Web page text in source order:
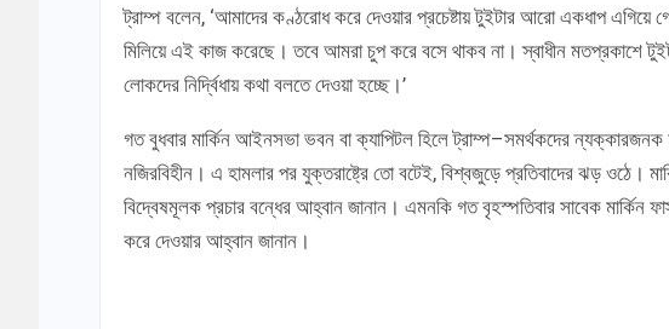
ট্রাম্প বলেন, ‘আমাদের কণ্ঠরোধ করে দেওয়ার প্রচেষ্টায় টুইটার আরো একধাপ এগিয়ে
মিলিয়ে এই কাজ করেছে। তবে আমরা চুপ করে বসে থাকব না। স্বাধীন মতপ্রকাশে
লোকদের নির্দ্বিধায় কথা বলতে দেওয়া হচ্ছে।’
গত বুধবার মার্কিন আইনসভা ভবন বা ক্যাপিটল হিলে ট্রাম্প–সমর্থকদের ন্যক্কারজনক
নজিরবিহীন। এ হামলার পর যুক্তরাষ্ট্রে তো বটেই, বিশ্বজুড়ে প্রতিবাদের ঝড় ওঠে।
বিদ্বেষমূলক প্রচার বন্ধের আহ্বান জানান। এমনকি গত বৃহস্পতিবার সাবেক মার্কিন
করে দেওয়ার আহ্বান জানান।